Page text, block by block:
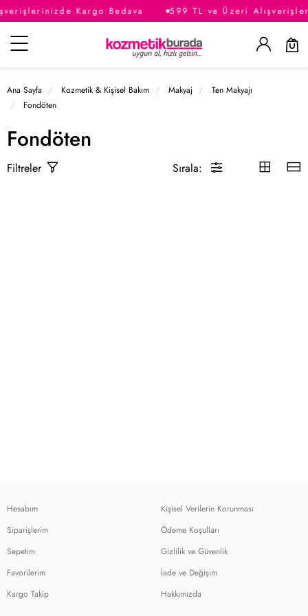
Kargo Bedava 599 TL ve Üzeri
Kategoriler
Ana Sayfa Kozmetik & Kişisel Bakım Makyaj
Ten Makyajı
Fondöten
Fondöten
Filtreler Sırala:
Hesabım
Siparişlerim
Sepetim
Favorilerim
Kargo Takip
Kişisel Verilerin Korunması
Ödeme Koşulları
Gizlilik ve Güvenlik
İade ve Değişim
Hakkımızda